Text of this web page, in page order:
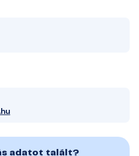
adatot talált?